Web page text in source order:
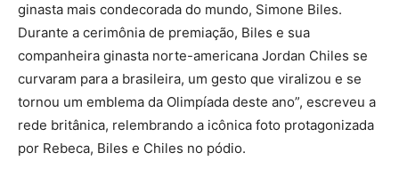
ginasta mais condecorada do mundo, Simone Biles.
Durante a cerimônia de premiação, Biles e sua
companheira ginasta norte-americana Jordan Chiles se
curvaram para a brasileira, um gesto que viralizou e se
tornou um emblema da Olimpíada deste ano”, escreveu a
rede britânica, relembrando a icônica foto protagonizada
por Rebeca, Biles e Chiles no pódio.